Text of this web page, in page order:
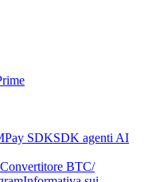
Pay SDKSDK agenti AI
Convertitore BTC/